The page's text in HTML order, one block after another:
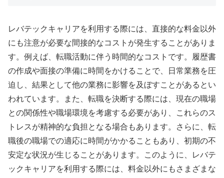
レバテックキャリアを利用する際には、直接的な料金以外
にも注意が必要な間接的なコストが発生することがありま
す。例えば、転職活動に伴う時間的なコストです。履歴書
の作成や面接の準備に時間をかけることで、日常業務を圧
迫し、結果として他の業務に影響を及ぼすことがあるとい
われています。また、転職を決断する際には、現在の職場
との関係性や職場環境を考慮する必要があり、これらのス
トレスが精神的な負担となる場合もあります。さらに、転
職後の職場での適応に時間がかかることもあり、初期の不
安定な状況が生じることがあります。このように、レバテ
ックキャリアを利用する際には、料金以外にもさまざまな